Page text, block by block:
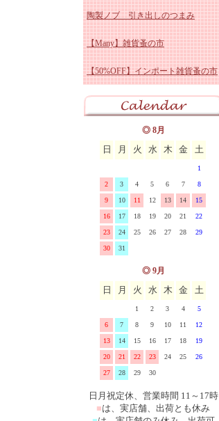
ス
マニー クリサンテーム
マニーポショアール・ド・スリ
ーズ
マニー エルブシリーズ
マニー ヴィオレ 陶器、ガラ
マニー ブロドリー(刺繍)シリ
ーズ
マニー エンボス&レース
マニー シャンドファミーユ
マニー ベアシリーズ
マニー その他の陶器ガラス
マニー その他布製品
ー
イマン エマ 陶器、ホーロー
イマン プリンセスローズ
イマン ダイアナローズ 陶
器、ホーロー
イマン イザベラ 陶器
イマン クラリス 陶器、ホー
ロー
イマン ローズバスケット 陶
器、ホーロー
イマン ローレライ ガラス
イマンその他の雑貨
アンティーク 陶器雑貨
アンティーク その他
陶製ノブ 引き出しのつまみ
【Many】雑貨蚤の市
【50%OFF】インポート雑貨蚤の市
◎ 8月
日 月 火 水 木 金 土
1
2 3 4 5 6 7 8
9 10 11 12 13 14 15
16 17 18 19 20 21 22
23 24 25 26 27 28 29
30 31
◎ 9月
日 月 火 水 木 金 土
1 2 3 4 5
6 7 8 9 10 11 12
13 14 15 16 17 18 19
20 21 22 23 24 25 26
27 28 29 30
日月祝定休、営業時間 11～17時
■は、実店舗、出荷とも休み